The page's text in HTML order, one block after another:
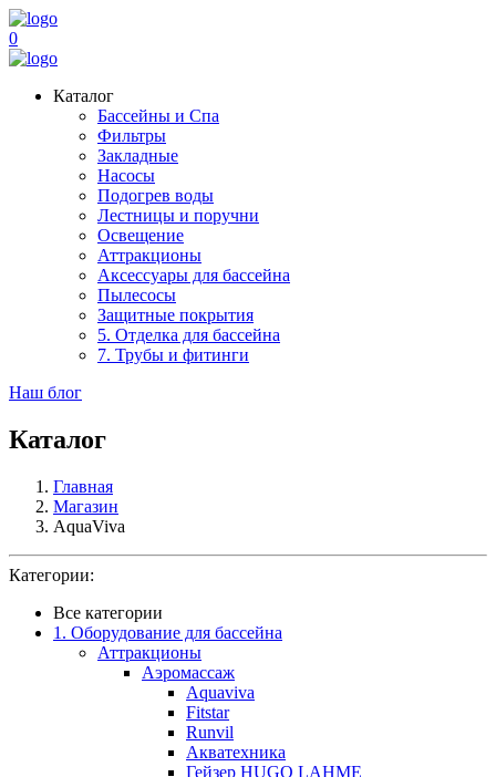
0
Каталог
Бассейны и Спа
Фильтры
Закладные
Насосы
Подогрев воды
Лестницы и поручни
Освещение
Аттракционы
Аксессуары для бассейна
Пылесосы
Защитные покрытия
5. Отделка для бассейна
7. Трубы и фитинги
Наш блог
Каталог
Главная
Магазин
AquaViva
Категории:
Все категории
1. Оборудование для бассейна
Аттракционы
Аэромассаж
Aquaviva
Fitstar
Runvil
Акватехника
Гейзер HUGO LAHME